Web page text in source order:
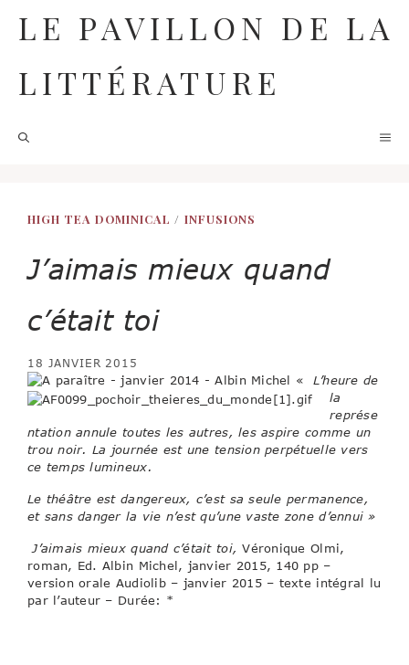
contenu
LE PAVILLON DE LA
LITTÉRATURE
HIGH TEA DOMINICAL / INFUSIONS
J’aimais mieux quand
c’était toi
18 JANVIER 2015
«
L’heure de
la
représe
ntation annule toutes les autres, les aspire comme un
trou noir. La journée est une tension perpétuelle vers
ce temps lumineux.
Le théâtre est dangereux, c’est sa seule permanence,
et sans danger la vie n’est qu’une vaste zone d’ennui »
J’aimais mieux quand c’était toi, Véronique Olmi,
roman, Ed. Albin Michel, janvier 2015, 140 pp –
version orale Audiolib – janvier 2015 – texte intégral lu
par l’auteur – Durée: *